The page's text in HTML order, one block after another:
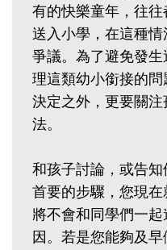
有的快樂童年，往
送入小學，在這種
爭議。為了避免發
理這類幼小銜接的
決定之外，更要關
法。
和孩子討論，或告
首要的步驟，您現
將不會和同學們一
因。若是您能夠及